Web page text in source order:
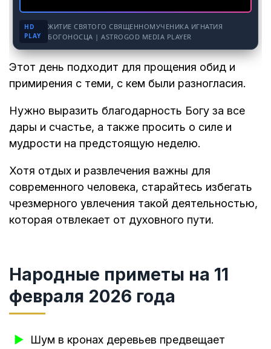
HD
PLAY
ЖИТИЕ СВЯТОГО СВЯЩЕННОМУЧЕНИКА ИГНАТИЯ
БОГОНОСЦА | ASTROGOD MEDIA PLAYER
Этот день подходит для прощения обид и
примирения с теми, с кем были разногласия.
Нужно выразить благодарность Богу за все
дары и счастье, а также просить о силе и
мудрости на предстоящую неделю.
Хотя отдых и развлечения важны для
современного человека, старайтесь избегать
чрезмерного увлечения такой деятельностью,
которая отвлекает от духовного пути.
Народные приметы на 11
февраля 2026 года
Шум в кронах деревьев предвещает